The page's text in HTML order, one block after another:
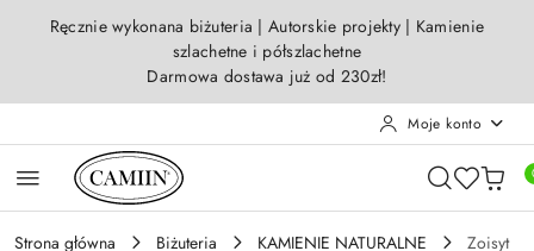
Przejdź do treści głównej
Przejdź do wyszukiwarki
Przejdź do moje konto
Przejdź do menu głównego
Przejdź do stopki
Ręcznie wykonana biżuteria | Autorskie projekty | Kamienie
szlachetne i półszlachetne
Darmowa dostawa już od 230zł!
Moje konto
Strona główna Biżuteria KAMIENIE NATURALNE Zoisyt